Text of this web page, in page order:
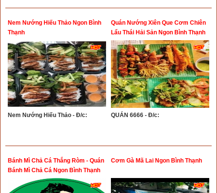
Nem Nướng Hiếu Thảo Ngon Bình
Thạnh
Nem Nướng Hiếu Thảo - Đ/c:
Quán Nướng Xiên Que Cơm Chiên
Lẩu Thái Hải Sản Ngon Bình Thạnh
QUÁN 6666 - Đ/c:
Bánh Mì Chả Cá Thắng Ròm - Quán
Bánh Mì Chả Cá Ngon Bình Thạnh
Cơm Gà Mã Lai Ngon Bình Thạnh